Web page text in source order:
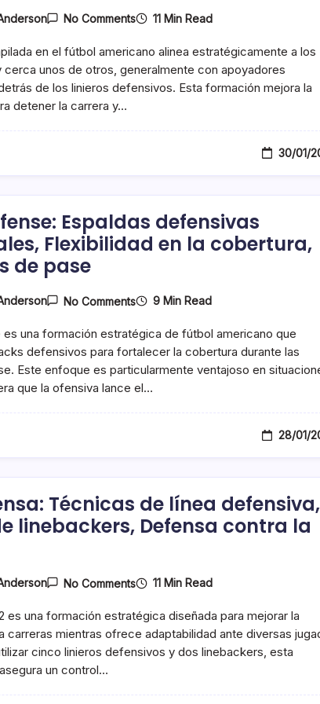
No CommentsOn
Alineación
De
Detención
11 Min Read
en el fútbol americano alinea estratégicamente a los
cerca unos de otros, generalmente con apoyadores
de los linieros defensivos. Esta formación mejora la
detener la carrera y…
30/01/
Espaldas defensivas
Flexibilidad en la cobertura,
de pase
No CommentsOn
Espaldas
Defensivas
Adicionales,
Flexibilidad
En
9 Min Read
una formación estratégica de fútbol americano que
defensivos para fortalecer la cobertura durante las
Este enfoque es particularmente ventajoso en
que la ofensiva lance el…
28/01/
Técnicas de línea defensiva,
linebackers, Defensa contra la
No CommentsOn
Defensa:
Técnicas
De
Línea
11 Min Read
es una formación estratégica diseñada para mejorar la
carreras mientras ofrece adaptabilidad ante diversas
cinco linieros defensivos y dos linebackers, esta
un control…